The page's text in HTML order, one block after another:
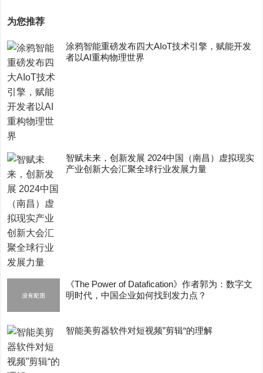
为您推荐
涂鸦智能重磅发布四大AIoT技术引擎，赋能开发
者以AI重构物理世界
智赋未来，创新发展 2024中国（南昌）虚拟现实
产业创新大会汇聚全球行业发展力量
《The Power of Datafication》作者郭为：数字文
明时代，中国企业如何找到发力点？
智能美剪器软件对短视频”剪辑“的理解